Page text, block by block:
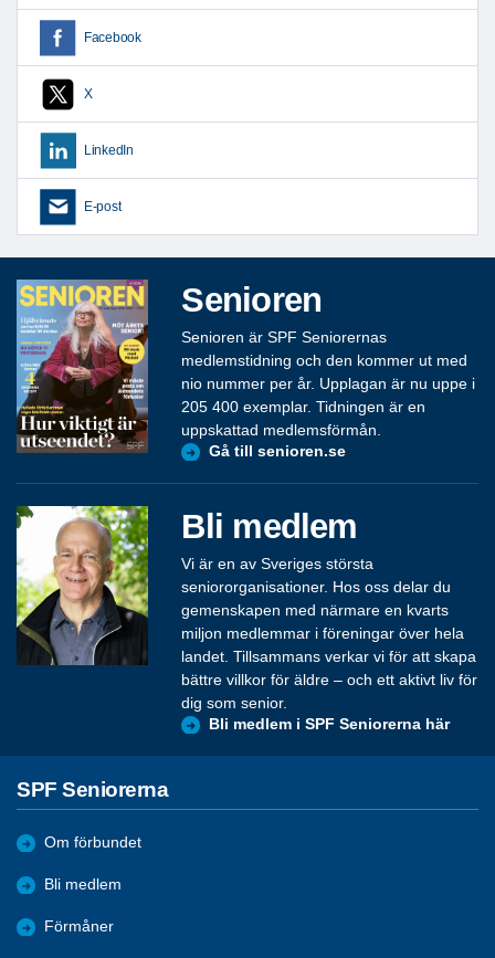
Facebook
X
LinkedIn
E-post
Senioren
Senioren är SPF Seniorernas
medlemstidning och den kommer ut med
nio nummer per år. Upplagan är nu uppe i
205 400 exemplar. Tidningen är en
uppskattad medlemsförmån.
Gå till senioren.se
Bli medlem
Vi är en av Sveriges största
seniororganisationer. Hos oss delar du
gemenskapen med närmare en kvarts
miljon medlemmar i föreningar över hela
landet. Tillsammans verkar vi för att skapa
bättre villkor för äldre – och ett aktivt liv för
dig som senior.
Bli medlem i SPF Seniorerna här
SPF Seniorerna
Om förbundet
Bli medlem
Förmåner